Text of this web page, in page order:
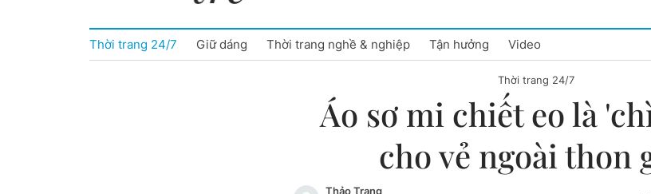
Đà Nẵng
Thời trang 24/7 Giữ dáng Thời trang nghề & nghiệp Tận hưởng Video
Thời trang 24/7
Áo sơ mi chiết eo là
cho vẻ ngoài thon
Thảo Trang